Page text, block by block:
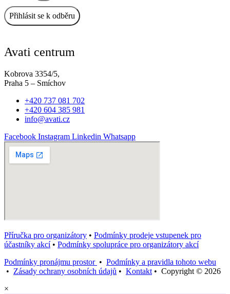
Přihlásit se k odběru
Avati centrum
Kobrova 3354/5,
Praha 5 – Smíchov
+420 737 081 702
+420 604 385 981
info@avati.cz
Facebook Instagram Linkedin Whatsapp
Příručka pro organizátory • Podmínky prodeje vstupenek pro
účastníky akcí• Podmínky spolupráce pro organizátory akcí
Podmínky pronájmu prostor • Podmínky a pravidla tohoto webu
• Zásady ochrany osobních údajů • Kontakt • Copyright © 2026
×